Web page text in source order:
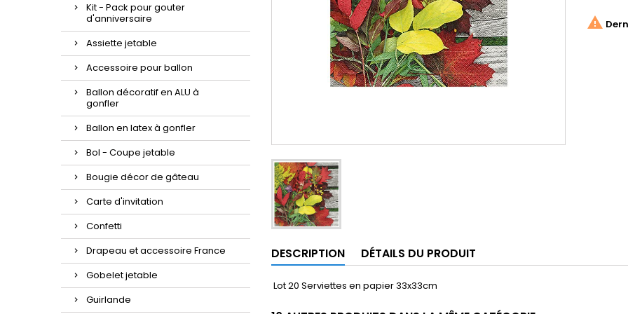
Kit - Pack pour gouter
d'anniversaire
Assiette jetable
Accessoire pour ballon
Ballon décoratif en ALU à
gonfler
Ballon en latex à gonfler
Bol - Coupe jetable
Bougie décor de gâteau
Carte d'invitation
Confetti
Drapeau et accessoire France
Gobelet jetable
Guirlande

DESCRIPTION DÉTAILS DU PRODUIT
Lot 20 Serviettes en papier 33x33cm